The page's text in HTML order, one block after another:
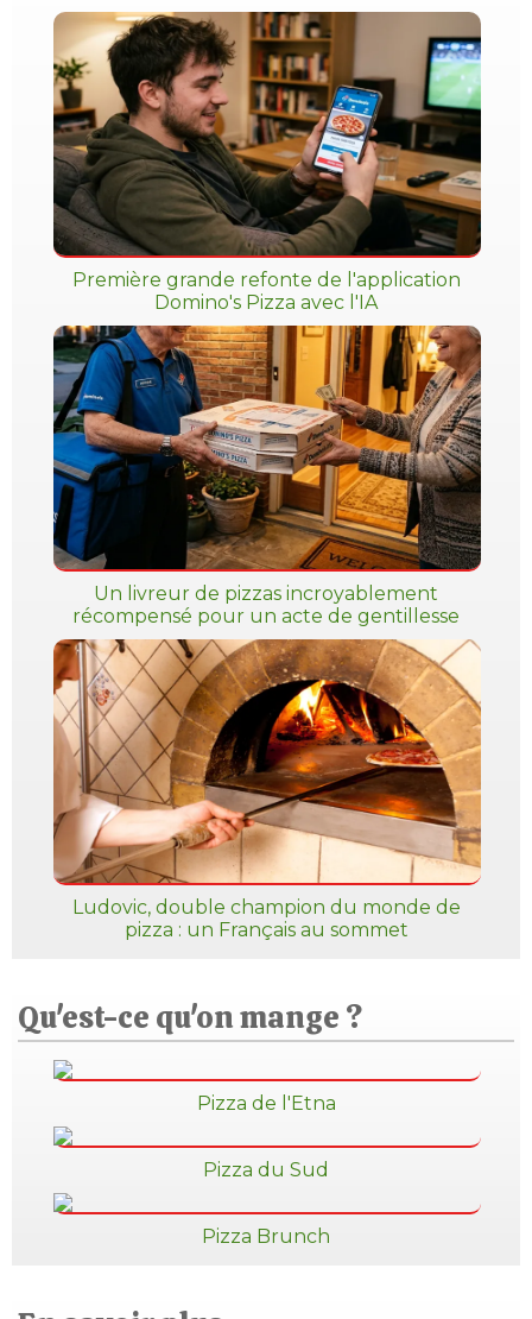
Première grande refonte de l'application
Domino's Pizza avec l'IA
Un livreur de pizzas incroyablement
récompensé pour un acte de gentillesse
Ludovic, double champion du monde de
pizza : un Français au sommet
Qu'est-ce qu'on mange ?
Pizza de l'Etna
Pizza du Sud
Pizza Brunch